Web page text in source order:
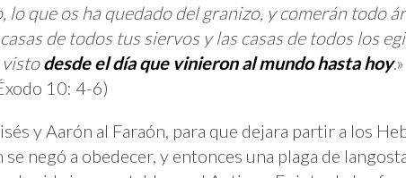
lo que os ha quedado del granizo, y comerán todo
de todos tus siervos y las casas de todos los
vistodesde el día que vinieron al mundo hasta hoy.»
10: 4-6)
y Aarón al Faraón, para que dejara partir a los
negó a obedecer, y entonces una plaga de